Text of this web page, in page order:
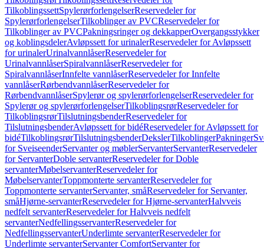
TilkoblingssettSpylerørforlengelserReservedeler for
SpylerørforlengelserTilkoblinger av PVCReservedeler for
Tilkoblinger av PVCPakningsringer og dekkapperOvergangsstykker
og koblingsdelerAvløpssett for urinalerReservedeler for Avløpssett
for urinalerUrinalvannlåserReservedeler for
UrinalvannlåserSpiralvannlåserReservedeler for
SpiralvannlåserInnfelte vannlåserReservedeler for Innfelte
vannlåserRørbendvannlåserReservedeler for
RørbendvannlåserSpylerør og spylerørforlengelserReservedeler for
Spylerør og spylerørforlengelserTilkoblingsrørReservedeler for
TilkoblingsrørTilslutningsbenderReservedeler for
TilslutningsbenderAvløpssett for bidéReservedeler for Avløpssett for
bidéTilkoblingsrørTilslutningsbenderDekslerTilkoblingerPakninger
for SveiseenderServanter og møblerServanterServanterReservedeler
for ServanterDoble servanterReservedeler for Doble
servanterMøbelservanterReservedeler for
MøbelservanterToppmonterte servanterReservedeler for
Toppmonterte servanterServanter, småReservedeler for Servanter,
småHjørne-servanterReservedeler for Hjørne-servanterHalvveis
nedfelt servanterReservedeler for Halvveis nedfelt
servanterNedfellingsservanterReservedeler for
NedfellingsservanterUnderlimte servanterReservedeler for
Underlimte servanterServanter ComfortServanter for